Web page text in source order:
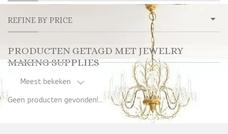
REFINE BY PRICE
PRODUCTEN GETAGD MET JEWELRY
MAKING SUPPLIES
Meest bekeken
Geen producten gevonden!...